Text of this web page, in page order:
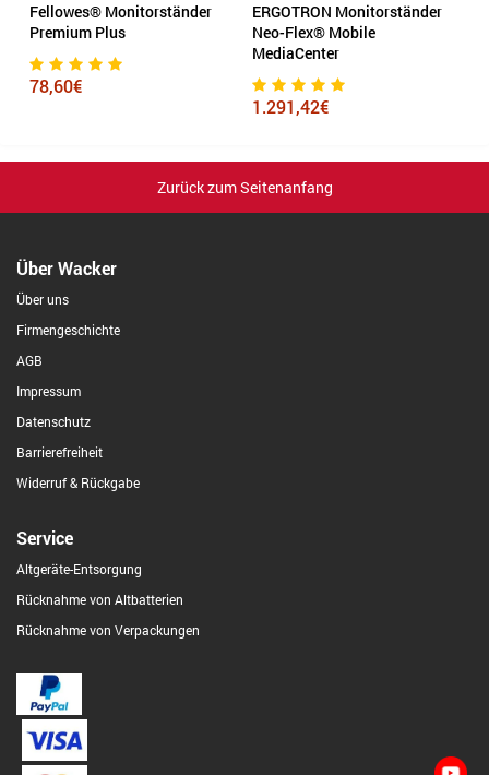
Fellowes® Monitorständer
Premium Plus
78,60€
ERGOTRON Monitorständer
Neo-Flex® Mobile
MediaCenter
1.291,42€
Zurück zum Seitenanfang
Über Wacker
Über uns
Firmengeschichte
AGB
Impressum
Datenschutz
Barrierefreiheit
Widerruf & Rückgabe
Service
Altgeräte-Entsorgung
Rücknahme von Altbatterien
Rücknahme von Verpackungen